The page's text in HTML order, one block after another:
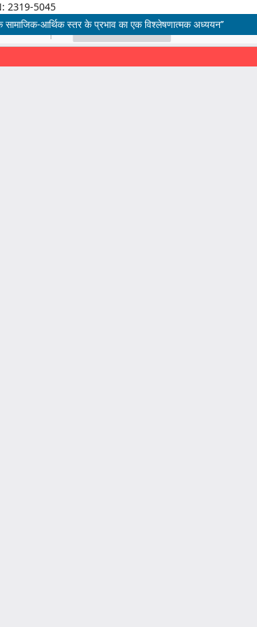
2319-5045
सामाजिक-आर्थिक स्तर के प्रभाव का एक विश्लेषणात्मक अध्ययन’’